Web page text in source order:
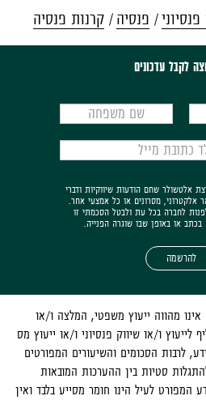
פנסיה קרנות פנסיה
לקבל עדכונים
אלטשולר שחם הודעות שיווקיות ודברי
אלקטרוני, מסרונים או כל אמצעי אחר.
לחברה בכל עת ולבטל הסכמתי זו
או באופן שבו שוגרה הפנייה.
להרשמה
מהווה ייעוץ משפטי, המלצה ו/או
לייעוץ ו/או שיווק פנסיוני ו/או ייעוץ מס
לרבות הסכומים והשיעורים המפורטים
2020. עלולות להתגלות סטיות בין ההערכות המובאות
המפורט לעיל הינו חומר מסייע בלבד ואין